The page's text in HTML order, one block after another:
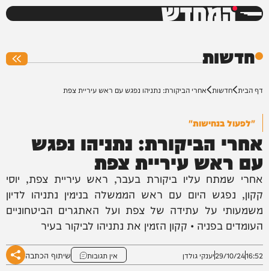
המחדש
חדשות
דף הבית חדשות אחרי הביקורת: נתניהו נפגש עם ראש עיריית צפת
"לפעול בנחישות"
אחרי הביקורת: נתניהו נפגש
עם ראש עיריית צפת
אחרי שמתח עליו ביקורת בעבר, ראש עיריית צפת, יוסי
קקון, נפגש היום עם ראש הממשלה בנימין נתניהו לדיון
משמעותי על עתידה של צפת ועל האתגרים הביטחוניים
העומדים בפניה • קקון הזמין את נתניהו לביקור בעיר
16:52
29/10/24יענקי גולדן אין תגובות שיתוף הכתבה